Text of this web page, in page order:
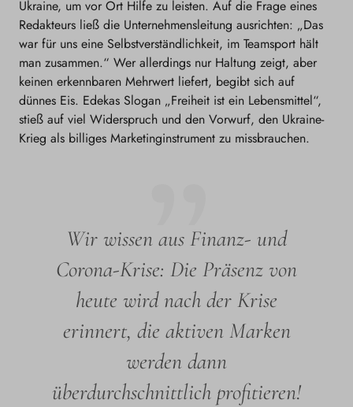
Ukraine, um vor Ort Hilfe zu leisten. Auf die Frage eines
Redakteurs ließ die Unternehmensleitung ausrichten: „Das
war für uns eine Selbstverständlichkeit, im Teamsport hält
man zusammen.“ Wer allerdings nur Haltung zeigt, aber
keinen erkennbaren Mehrwert liefert, begibt sich auf
dünnes Eis. Edekas Slogan „Freiheit ist ein Lebensmittel“,
stieß auf viel Widerspruch und den Vorwurf, den Ukraine-
Krieg als billiges Marketinginstrument zu missbrauchen.
Wir wissen aus Finanz- und
Corona-Krise: Die Präsenz von
heute wird nach der Krise
erinnert, die aktiven Marken
werden dann
überdurchschnittlich profitieren!